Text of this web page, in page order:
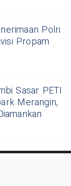
Polri
Propam
Sasar PETI
Merangin,